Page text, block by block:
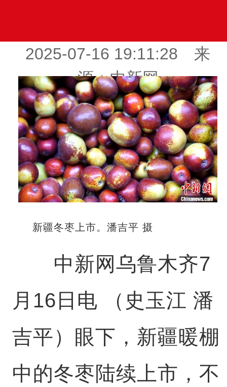
2025-07-16 19:11:28 来
源：中新网
新疆冬枣上市。潘吉平 摄
中新网乌鲁木齐7
月16日电 （史玉江 潘
吉平）眼下，新疆暖棚
中的冬枣陆续上市，不